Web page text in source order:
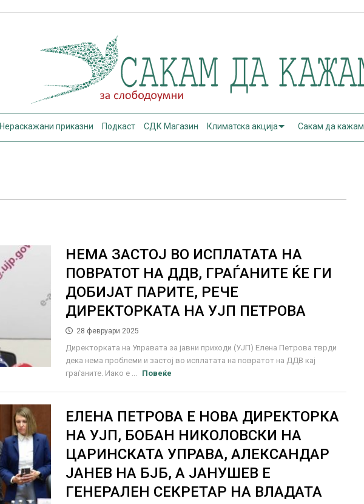
Нераскажани приказни Подкаст СДК Магазин Климатска акција Сакам да кажам
НЕМА ЗАСТОЈ ВО ИСПЛАТАТА НА
ПОВРАТОТ НА ДДВ, ГРАЃАНИТЕ ЌЕ ГИ
ДОБИЈАТ ПАРИТЕ, РЕЧЕ
ДИРЕКТОРКАТА НА УЈП ПЕТРОВА
28 февруари 2025
Директорката на Управата за јавни приходи (УЈП) Елена Петрова тврди
дека нема проблеми и застој во исплатата на повратот на ДДВ кај
граѓаните. Иако е ...
Повеќе
ЕЛЕНА ПЕТРОВА Е НОВА ДИРЕКТОРКА
НА УЈП, БОБАН НИКОЛОВСКИ НА
ЦАРИНСКАТА УПРАВА, АЛЕКСАНДАР
ЈАНЕВ НА БЈБ, А ЈАНУШЕВ Е
ГЕНЕРАЛЕН СЕКРЕТАР НА ВЛАДАТА